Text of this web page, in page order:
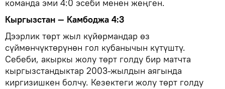
команда эми 4:0 эсеби менен жеңген.
Кыргызстан — Камбоджа 4:3
Дээрлик төрт жыл күйөрмандар өз
сүймөнчүктөрүнөн гол кубанычын күтүштү.
Себеби, акыркы жолу төрт голду бир матчта
кыргызстандыктар 2003-жылдын аягында
киргизишкен болчу. Кезектеги жолу төрт голду